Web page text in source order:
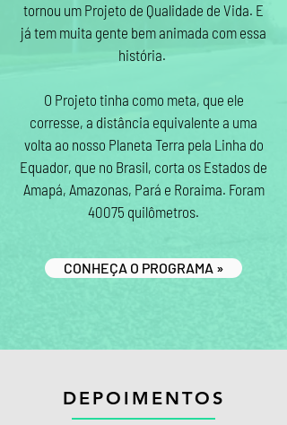
tornou um Projeto de Qualidade de Vida. E
já tem muita gente bem animada com essa
história.
O Projeto tinha como meta, que ele
corresse, a distância equivalente a uma
volta ao nosso Planeta Terra pela Linha do
Equador, que no Brasil, corta os Estados de
Amapá, Amazonas, Pará e Roraima. Foram
40075 quilômetros.
CONHEÇA O PROGRAMA »
DEPOIMENTOS